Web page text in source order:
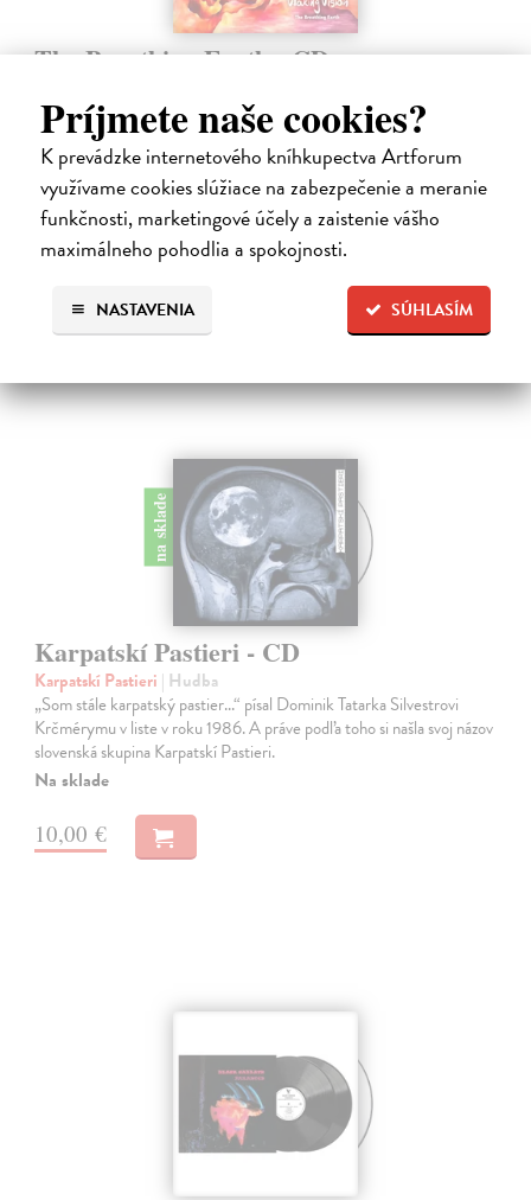
Príjmete naše cookies?
K prevádzke internetového kníhkupectva Artforum
využívame cookies slúžiace na zabezpečenie a meranie
funkčnosti, marketingové účely a zaistenie vášho
maximálneho pohodlia a spokojnosti.
SÚHLASÍM
NASTAVENIA
The Breathing Earth - CD
Dlhých sedemnásť rokov museli čakať fanúšikovia kultového
zoskupenia Waking Vision na nový album. Gitarista a skladateľ John
Shannon a bubeník Martin Valihora, spolužiaci z prestížnej Berklee
College of…
Na sklade
13,00 €
na sklade
Karpatskí Pastieri - CD
Karpatskí Pastieri | Hudba
„Som stále karpatský pastier...“ písal Dominik Tatarka Silvestrovi
Krčmérymu v liste v roku 1986. A práve podľa toho si našla svoj názov
slovenská skupina Karpatskí Pastieri.
Na sklade
10,00 €